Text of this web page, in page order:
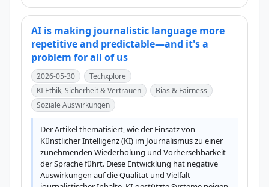
AI is making journalistic language more
repetitive and predictable—and it's a
problem for all of us
2026-05-30
Techxplore
KI Ethik, Sicherheit & Vertrauen
Bias & Fairness
Soziale Auswirkungen
Der Artikel thematisiert, wie der Einsatz von
Künstlicher Intelligenz (KI) im Journalismus zu einer
zunehmenden Wiederholung und Vorhersehbarkeit
der Sprache führt. Diese Entwicklung hat negative
Auswirkungen auf die Qualität und Vielfalt